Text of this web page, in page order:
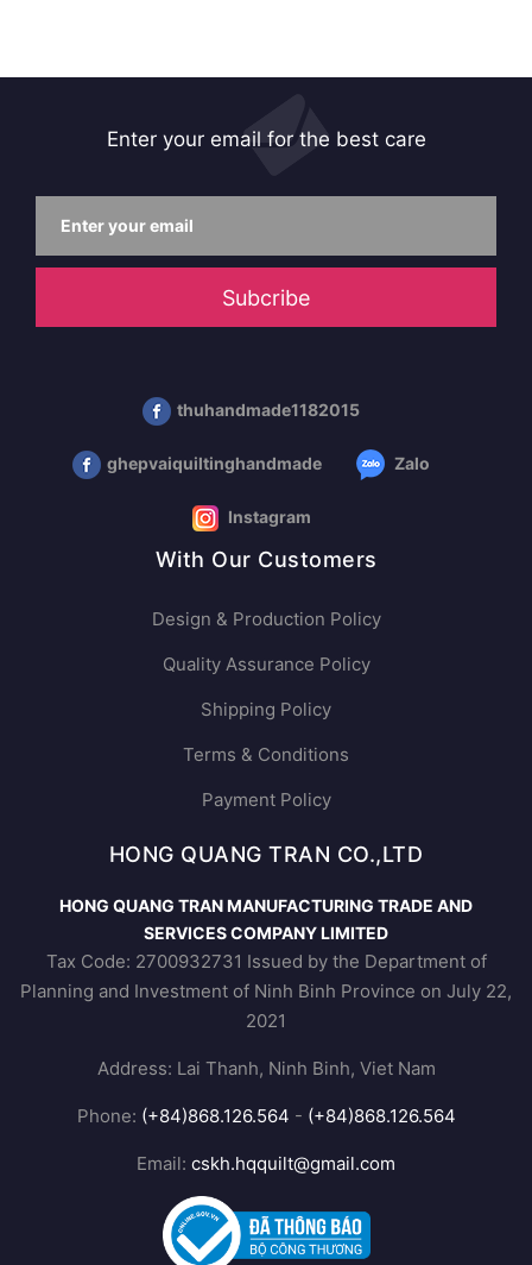
Enter your email for the best care
Subcribe
thuhandmade1182015
ghepvaiquiltinghandmade Zalo
Instagram
With Our Customers
Design & Production Policy
Quality Assurance Policy
Shipping Policy
Terms & Conditions
Payment Policy
HONG QUANG TRAN CO.,LTD
HONG QUANG TRAN MANUFACTURING TRADE AND
SERVICES COMPANY LIMITED
Tax Code: 2700932731 Issued by the Department of
Planning and Investment of Ninh Binh Province on July 22,
2021
Address: Lai Thanh, Ninh Binh, Viet Nam
Phone: (+84)868.126.564 - (+84)868.126.564
Email: cskh.hqquilt@gmail.com